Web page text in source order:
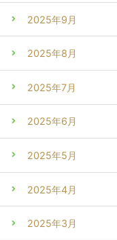
2025年9月
2025年8月
2025年7月
2025年6月
2025年5月
2025年4月
2025年3月